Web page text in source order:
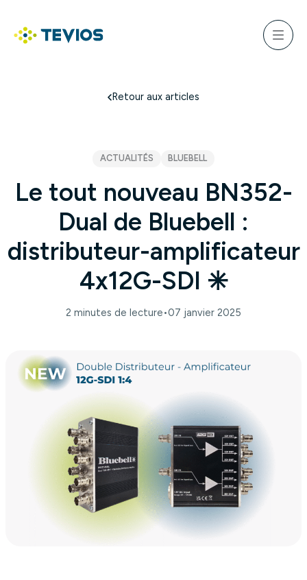
contenu
Menu
Le tout nouveau BN352-
Dual de Bluebell :
distributeur-amplificateur
4x12G-SDI ✳️
Retour aux articles
ACTUALITÉS BLUEBELL
2 minutes de lecture•07 janvier 2025